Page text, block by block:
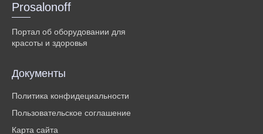
Prosalonoff
Портал об оборудовании для
красоты и здоровья
Документы
Политика конфидециальности
Пользовательское соглашение
Карта сайта